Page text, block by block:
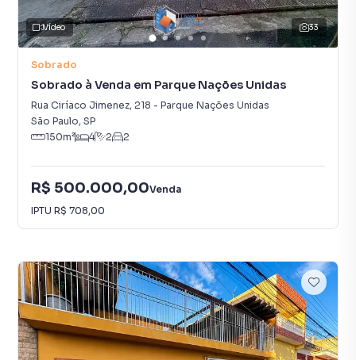
33
Vídeo
Sobrado
Sobrado à Venda em Parque Nações Unidas
Rua Ciríaco Jimenez, 218 - Parque Nações Unidas
São Paulo, SP
150m² 4 2 2
R$ 500.000,00Venda
IPTU R$ 708,00